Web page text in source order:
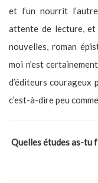
et l’un nourrit
attente de lecture, et
nouvelles, roman
moi n’est
d’éditeurs
c’est-à-dire peu
Quelles études as-tu